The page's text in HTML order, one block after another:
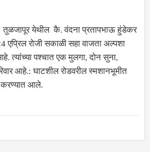
तुळजापूर येथील कै. वंदना प्रतापभाऊ हुंडेकर
एप्रिल रोजी सकाळी सहा वाजता अल्पशा
त्यांच्या पश्चात एक मुलगा, दोन सुना,
आहे.: घाटशील रोडवरील स्मशानभूमीत
करण्यात आले.